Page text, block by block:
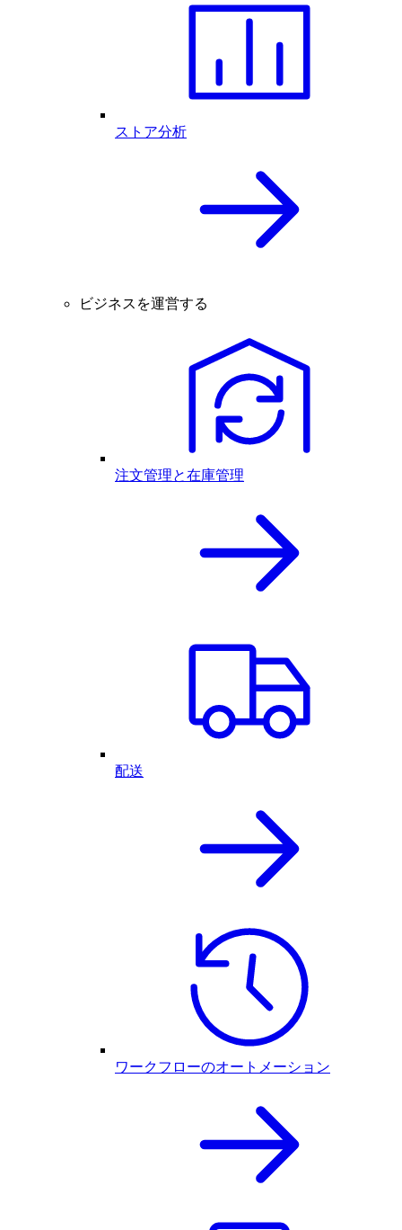
ストア分析
ビジネスを運営する
注文管理と在庫管理
配送
ワークフローのオートメーション